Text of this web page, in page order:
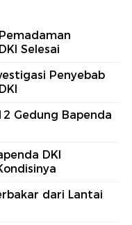
Selesai
Penyebab
Gedung Bapenda
DKI
dari Lantai